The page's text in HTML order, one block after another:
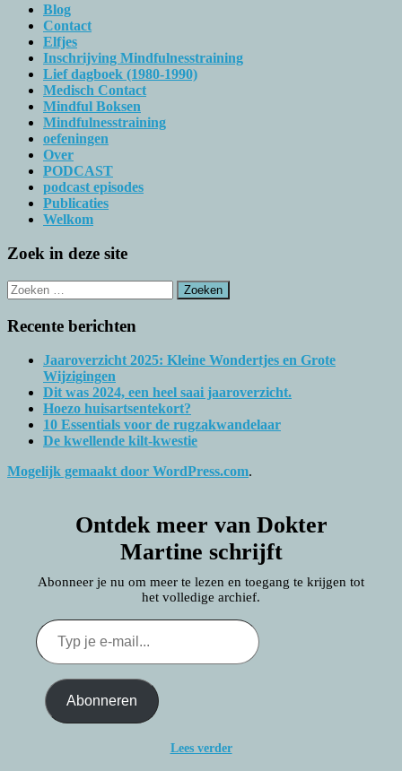
Blog
Contact
Elfjes
Inschrijving Mindfulnesstraining
Lief dagboek (1980-1990)
Medisch Contact
Mindful Boksen
Mindfulnesstraining
oefeningen
Over
PODCAST
podcast episodes
Publicaties
Welkom
Zoek in deze site
Zoeken
naar:
Recente berichten
Jaaroverzicht 2025: Kleine Wondertjes en Grote
Wijzigingen
Dit was 2024, een heel saai jaaroverzicht.
Hoezo huisartsentekort?
10 Essentials voor de rugzakwandelaar
De kwellende kilt-kwestie
Mogelijk gemaakt door WordPress.com.
Ontdek meer van Dokter
Martine schrijft
Abonneer je nu om meer te lezen en toegang te krijgen tot
het volledige archief.
Typ
je
e-
mail...
Abonneren
Lees verder